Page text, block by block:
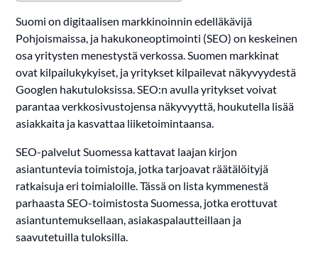
Suomi on digitaalisen markkinoinnin edelläkävijä
Pohjoismaissa, ja hakukoneoptimointi (SEO) on keskeinen
osa yritysten menestystä verkossa. Suomen markkinat
ovat kilpailukykyiset, ja yritykset kilpailevat näkyvyydestä
Googlen hakutuloksissa. SEO:n avulla yritykset voivat
parantaa verkkosivustojensa näkyvyyttä, houkutella lisää
asiakkaita ja kasvattaa liiketoimintaansa.
SEO-palvelut Suomessa kattavat laajan kirjon
asiantuntevia toimistoja, jotka tarjoavat räätälöityjä
ratkaisuja eri toimialoille. Tässä on lista kymmenestä
parhaasta SEO-toimistosta Suomessa, jotka erottuvat
asiantuntemuksellaan, asiakaspalautteillaan ja
saavutetuilla tuloksilla.